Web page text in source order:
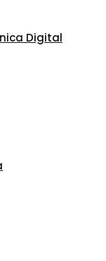
Digital